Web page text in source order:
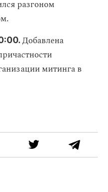
разгоном
Добавлена
митинга в